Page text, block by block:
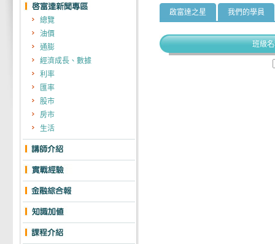
總覽
油價
通膨
經濟成長、數據
利率
匯率
股市
房市
生活
啟富達之星 我們的學員
班級